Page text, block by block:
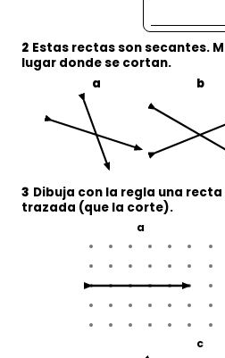
2 Estas rectas son secantes.
lugar dondese cortan.
a
b
3 Dibuja con la regla una recta
trazada (que la corte).
a
c